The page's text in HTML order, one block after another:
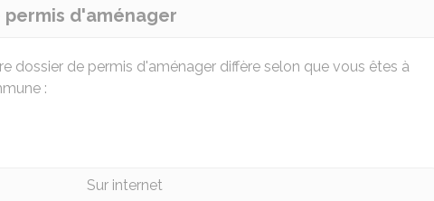
d'aménager
dossier de permis d'aménager diffère selon que vous êtes à
:
Sur internet